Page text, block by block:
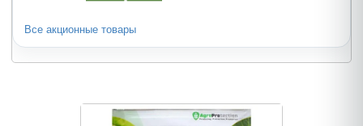
Все акционные товары